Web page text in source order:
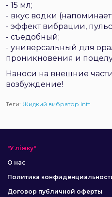
- 15 мл;
- вкус водки
- эффект вибрации,
- съедобный;
- универсальный для
проникновения и
Наноси на внешние
возбуждение!
Теги: Жидкий вибратор intt
"У ліжку"
О нас
Политика
Договор публичной оферты